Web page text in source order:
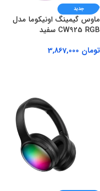
جدید
ماوس گیمینگ اونیکوما مدل
CW925 RGB سفید
تومان